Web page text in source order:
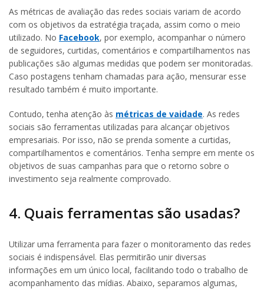
As métricas de avaliação das redes sociais variam de acordo
com os objetivos da estratégia traçada, assim como o meio
utilizado. No Facebook, por exemplo, acompanhar o número
de seguidores, curtidas, comentários e compartilhamentos nas
publicações são algumas medidas que podem ser monitoradas.
Caso postagens tenham chamadas para ação, mensurar esse
resultado também é muito importante.
Contudo, tenha atenção às métricas de vaidade. As redes
sociais são ferramentas utilizadas para alcançar objetivos
empresariais. Por isso, não se prenda somente a curtidas,
compartilhamentos e comentários. Tenha sempre em mente os
objetivos de suas campanhas para que o retorno sobre o
investimento seja realmente comprovado.
4. Quais ferramentas são usadas?
Utilizar uma ferramenta para fazer o monitoramento das redes
sociais é indispensável. Elas permitirão unir diversas
informações em um único local, facilitando todo o trabalho de
acompanhamento das mídias. Abaixo, separamos algumas,